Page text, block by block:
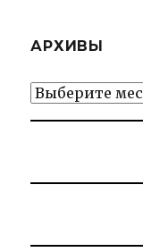
АРХИВЫ
Архивы